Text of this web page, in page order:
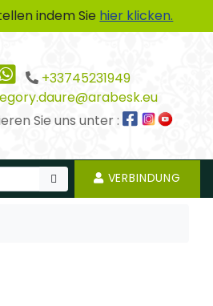
indem Sie hier klicken.
+33745231949
Sie uns unter :
VERBINDUNG